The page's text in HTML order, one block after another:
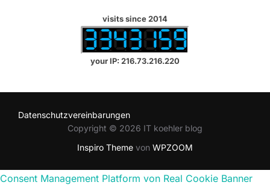
visits since 2014
your IP: 216.73.216.220
Datenschutzvereinbarungen
Copyright © 2026 IT koehler blog
Inspiro Theme von WPZOOM
Consent Management Platform von Real Cookie Banner